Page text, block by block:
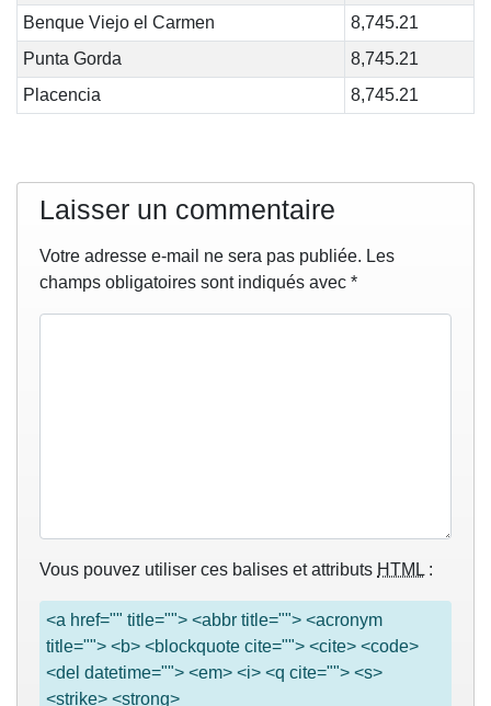
Benque Viejo el Carmen
8,745.21
Punta Gorda
8,745.21
Placencia
8,745.21
Laisser un commentaire
Votre adresse e-mail ne sera pas publiée. Les
champs obligatoires sont indiqués avec *
Vous pouvez utiliser ces balises et attributs HTML :
<a href="" title=""> <abbr title=""> <acronym
title=""> <b> <blockquote cite=""> <cite> <code>
<del datetime=""> <em> <i> <q cite=""> <s>
<strike> <strong>